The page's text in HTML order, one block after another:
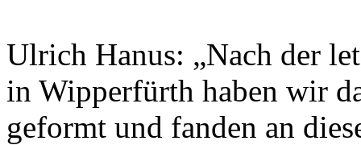
Ulrich Hanus: „Nach der
in Wipperfürth haben wir
geformt und fanden an